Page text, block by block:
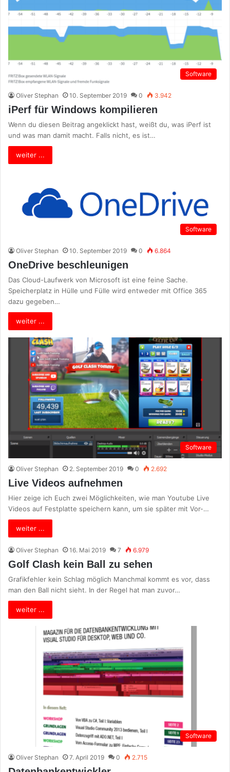
Software
Oliver Stephan 10. September 2019 0 3.942
iPerf für Windows kompilieren
Wenn du diesen Beitrag angeklickt hast, weißt du, was iPerf ist
und was man damit macht. Falls nicht, es ist…
weiter ...
Software
Oliver Stephan 10. September 2019 0 6.864
OneDrive beschleunigen
Das Cloud-Laufwerk von Microsoft ist eine feine Sache.
Speicherplatz in Hülle und Fülle wird entweder mit Office 365
dazu gegeben…
weiter ...
Software
Oliver Stephan 2. September 2019 0 2.692
Live Videos aufnehmen
Hier zeige ich Euch zwei Möglichkeiten, wie man Youtube Live
Videos auf Festplatte speichern kann, um sie später mit Vor-…
weiter ...
Oliver Stephan 16. Mai 2019 7 6.979
Golf Clash kein Ball zu sehen
Grafikfehler kein Schlag möglich Manchmal kommt es vor, dass
man den Ball nicht sieht. In der Regel hat man zuvor…
weiter ...
Software
Oliver Stephan 7. April 2019 0 2.715